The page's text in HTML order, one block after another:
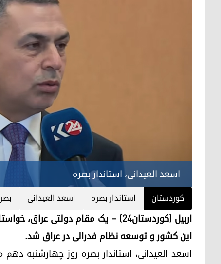
اسعد العیدانی، استاندار بصره
کوردستان استاندار بصره اسعد العیدانی
اربیل (کوردستان٢٤) – یک مقام دولتی
این کشور و توسعه نظام فدرالی در عراق شد.
اسعد العیدانی، استاندار بصره روز چهارشنبه